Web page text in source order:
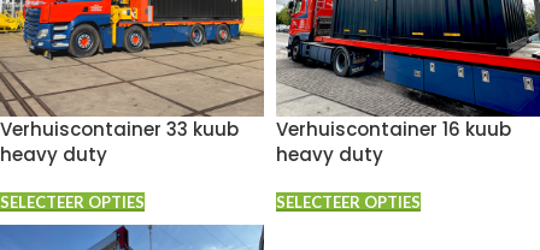
Verhuiscontainer 33 kuub
heavy duty
SELECTEER OPTIES
Verhuiscontainer 16 kuub
heavy duty
SELECTEER OPTIES